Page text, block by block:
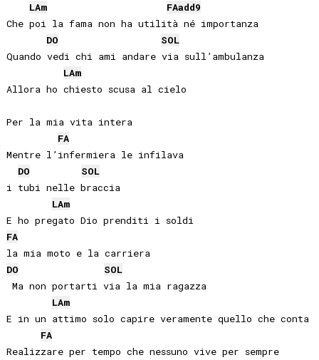
LAm FAadd9
Che poi la fama non ha utilità né importanza
DO
SOL
Quando vedi chi ami andare via sull’ambulanza
LAm
Allora ho chiesto scusa al cielo
Per la mia vita intera
FA
Mentre l’infermiera le infilava
DO
SOL
i tubi nelle braccia
LAm
FA
la mia moto e la carriera
DO
SOL
Ma non portarti via la mia ragazza
LAm
E in un attimo solo capire veramente quello che conta
FA
Realizzare per tempo che nessuno vive per sempre